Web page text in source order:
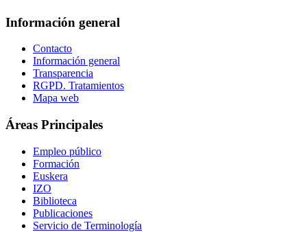
Información general
Contacto
Información general
Transparencia
RGPD. Tratamientos
Mapa web
Áreas Principales
Empleo público
Formación
Euskera
IZO
Biblioteca
Publicaciones
Servicio de Terminología